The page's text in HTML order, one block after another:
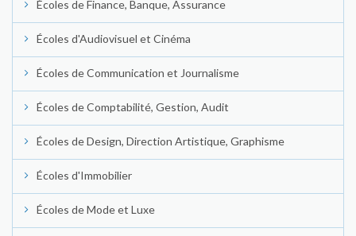
Écoles de Finance, Banque, Assurance
Écoles d'Audiovisuel et Cinéma
Écoles de Communication et Journalisme
Écoles de Comptabilité, Gestion, Audit
Écoles de Design, Direction Artistique, Graphisme
Écoles d'Immobilier
Écoles de Mode et Luxe